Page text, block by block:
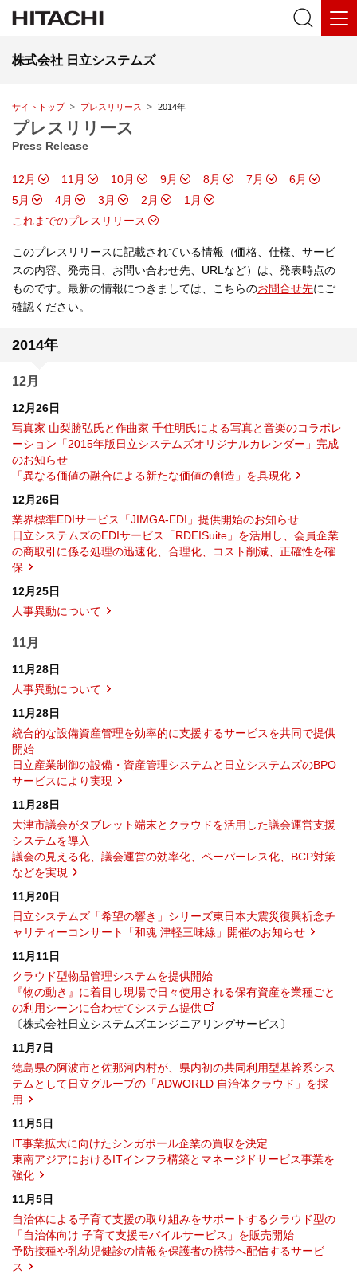
株式会社 日立システムズ
サイトトップ プレスリリース 2014年
プレスリリース
Press Release
12月 11月 10月 9月 8月 7月
6月
5月
4月 3月 2月
1月
これまでのプレスリリース
このプレスリリースに記載されている情報（価格、仕様、サービ
スの内容、発売日、お問い合わせ先、URLなど）は、発表時点の
ものです。最新の情報につきましては、こちらのお問合せ先にご
確認ください。
2014年
12月
12月26日
写真家 山梨勝弘氏と作曲家 千住明氏による写真と音楽のコラボレ
ーション「2015年版日立システムズオリジナルカレンダー」完成
のお知らせ
「異なる価値の融合による新たな価値の創造」を具現化
12月26日
業界標準EDIサービス「JIMGA-EDI」提供開始のお知らせ
日立システムズのEDIサービス「RDEISuite」を活用し、会員企業
の商取引に係る処理の迅速化、合理化、コスト削減、正確性を確
保
12月25日
人事異動について
11月
11月28日
人事異動について
11月28日
統合的な設備資産管理を効率的に支援するサービスを共同で提供
開始
日立産業制御の設備・資産管理システムと日立システムズのBPO
サービスにより実現
11月28日
大津市議会がタブレット端末とクラウドを活用した議会運営支援
システムを導入
議会の見える化、議会運営の効率化、ペーパーレス化、BCP対策
などを実現
11月20日
日立システムズ「希望の響き」シリーズ東日本大震災復興祈念チ
ャリティーコンサート「和魂 津軽三味線」開催のお知らせ
11月11日
クラウド型物品管理システムを提供開始
『物の動き』に着目し現場で日々使用される保有資産を業種ごと
の利用シーンに合わせてシステム提供
〔株式会社日立システムズエンジニアリングサービス〕
11月7日
徳島県の阿波市と佐那河内村が、県内初の共同利用型基幹系シス
テムとして日立グループの「ADWORLD 自治体クラウド」を採
用
11月5日
IT事業拡大に向けたシンガポール企業の買収を決定
東南アジアにおけるITインフラ構築とマネージドサービス事業を
強化
11月5日
自治体による子育て支援の取り組みをサポートするクラウド型の
「自治体向け 子育て支援モバイルサービス」を販売開始
予防接種や乳幼児健診の情報を保護者の携帯へ配信するサービ
ス